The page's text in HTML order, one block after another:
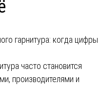
часто становится
производителями и